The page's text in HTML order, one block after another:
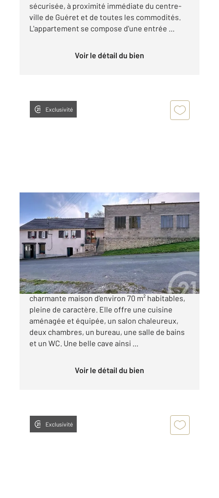
sécurisée, à proximité immédiate du centre-
ville de Guéret et de toutes les commodités.
L'appartement se compose d'une entrée ...
Voir le détail du bien
Exclusivité
LA CELLE DUNOISE 23
68 m , 4 pièces
Ref : 3692
Maison à vendre
69 900 €
À La Celle-Dunoise, découvrez cette
charmante maison d'environ 70 m² habitables,
pleine de caractère. Elle offre une cuisine
aménagée et équipée, un salon chaleureux,
deux chambres, un bureau, une salle de bains
et un WC. Une belle cave ainsi ...
Voir le détail du bien
Exclusivité